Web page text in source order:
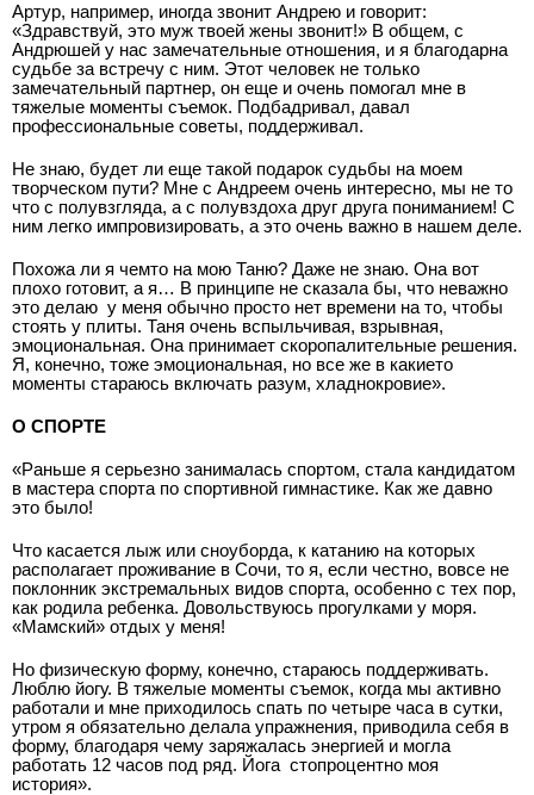
Артур, например, иногда звонит Андрею и говорит:
«Здравствуй, это муж твоей жены звонит!» В общем, с
Андрюшей у нас замечательные отношения, и я благодарна
судьбе за встречу с ним. Этот человек не только
замечательный партнер, он еще и очень помогал мне в
тяжелые моменты съемок. Подбадривал, давал
профессиональные советы, поддерживал.
Не знаю, будет ли еще такой подарок судьбы на моем
творческом пути? Мне с Андреем очень интересно, мы не то
что с полувзгляда, а с полувздоха друг друга пониманием! С
ним легко импровизировать, а это очень важно в нашем деле.
Похожа ли я чем­то на мою Таню? Даже не знаю. Она вот
плохо готовит, а я… В принципе не сказала бы, что неважно
это делаю ­ у меня обычно просто нет времени на то, чтобы
стоять у плиты. Таня очень вспыльчивая, взрывная,
эмоциональная. Она принимает скоропалительные решения.
Я, конечно, тоже эмоциональная, но все же в какие­то
моменты стараюсь включать разум, хладнокровие».
О СПОРТЕ
«Раньше я серьезно занималась спортом, стала кандидатом
в мастера спорта по спортивной гимнастике. Как же давно
это было!
Что касается лыж или сноуборда, к катанию на которых
располагает проживание в Сочи, то я, если честно, вовсе не
поклонник экстремальных видов спорта, особенно с тех пор,
как родила ребенка. Довольствуюсь прогулками у моря.
«Мамский» отдых у меня!
Но физическую форму, конечно, стараюсь поддерживать.
Люблю йогу. В тяжелые моменты съемок, когда мы активно
работали и мне приходилось спать по четыре часа в сутки,
утром я обязательно делала упражнения, приводила себя в
форму, благодаря чему заряжалась энергией и могла
работать 12 часов под ряд. Йога ­ стопроцентно моя
история».